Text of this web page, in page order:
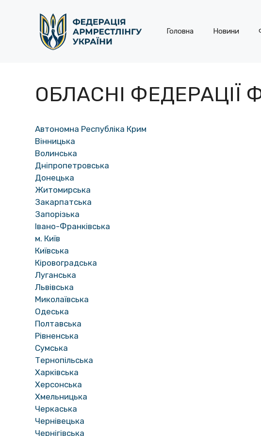
Головна Новини
ОБЛАСНІ ФЕДЕРАЦІЇ
Автономна Республіка Крим
Вінницька
Волинська
Дніпропетровська
Донецька
Житомирська
Закарпатська
Запорізька
Івано-Франківська
м. Київ
Київська
Кіровоградська
Луганська
Львівська
Миколаївська
Одеська
Полтавська
Рівненська
Сумська
Тернопільська
Харківська
Херсонська
Хмельницька
Черкаська
Чернівецька
Чернігівська